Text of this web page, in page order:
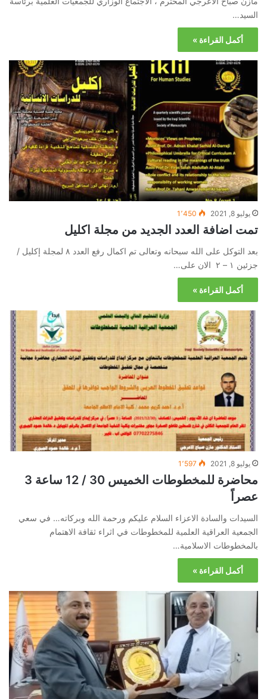
السيد…
أكمل القراءة »
يوليو 8, 2021 1٬450
تمت اضافة العدد الجديد من مجلة اكليل
بعد التوكل على الله سبحانه وتعالى تم اكمال رفع العدد ٨ لمجلة إكليل /
جزئين ١ – ٢ الان على…
أكمل القراءة »
يوليو 8, 2021 1٬597
محاضرة للمخطوطات الخميس 30 / 12 ساعة 3
عصراً
السيدات والسادة الاعزاء السلام عليكم ورحمة الله وبركاته… في سعي
الجمعية العراقية العلمية للمخطوطات في اثراء ثقافة الاهتمام
بالمخطوطات الاسلامية…
أكمل القراءة »